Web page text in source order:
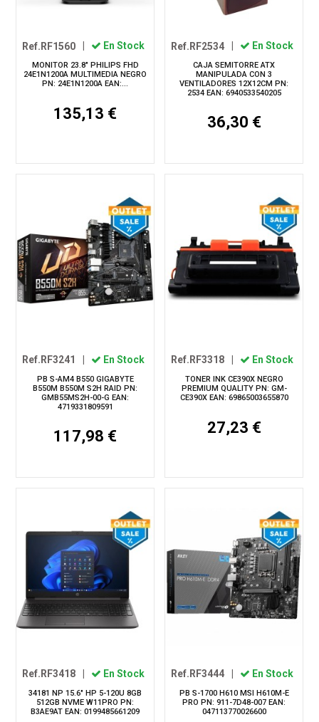
Ref.RF1560 En Stock
MONITOR 23.8" PHILIPS FHD
24E1N1200A MULTIMEDIA NEGRO
PN: 24E1N1200A EAN:...
135,13 €
Ref.RF2534 En Stock
CAJA SEMITORRE ATX
MANIPULADA CON 3
VENTILADORES 12X12CM PN:
2534 EAN: 6940533540205
36,30 €
Ref.RF3241 En Stock
PB S-AM4 B550 GIGABYTE
B550M B550M S2H RAID PN:
GMB55MS2H-00-G EAN:
4719331809591
117,98 €
Ref.RF3318 En Stock
TONER INK CE390X NEGRO
PREMIUM QUALITY PN: GM-
CE390X EAN: 69865003655870
27,23 €
Ref.RF3418 En Stock
34181 NP 15.6" HP 5-120U 8GB
512GB NVME W11PRO PN:
B3AE9AT EAN: 0199485661209
Ref.RF3444 En Stock
PB S-1700 H610 MSI H610M-E
PRO PN: 911-7D48-007 EAN:
047113770026600